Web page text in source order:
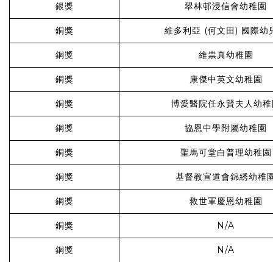
銀獎 翠林邨浸信會幼稚園
銅獎 維多利亞 (何文田) 國際幼
銅獎 維祟真幼稚園
銅獎 康傑中英文幼稚園
銅獎 博愛醫院任永賢夫人幼
銅獎 協恩中學附屬幼稚園
銅獎 聖馬可堂白普理幼稚園
銅獎 基督教宣道會錦綉幼稚
銅獎 救世軍慶恩幼稚園
銅獎 N/A
銅獎 N/A